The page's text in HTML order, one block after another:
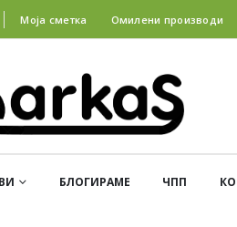
Моја сметка Омилени производи
БЛОГИРАМЕ ЧПП